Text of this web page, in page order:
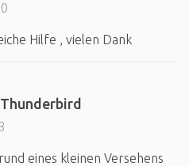
Hilfe , vielen Dank
eines kleinen Versehens